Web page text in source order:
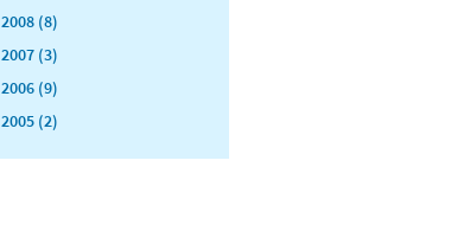
2008 (8)
2007 (3)
2006 (9)
2005 (2)